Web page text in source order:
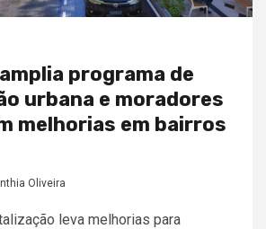
programa de
urbana e moradores
melhorias em bairros
Oliveira
leva melhorias para